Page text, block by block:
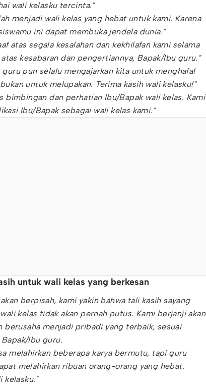
wali kelasku tercinta."
menjadi wali kelas yang hebat untuk kami. Karena
ini dapat membuka jendela dunia."
atas segala kesalahan dan kekhilafan kami selama
kesabaran dan pengertiannya, Bapak/Ibu guru."
guru pun selalu mengajarkan kita untuk menghafal
untuk melupakan. Terima kasih wali kelasku!"
bimbingan dan perhatian Ibu/Bapak wali kelas. Kami
Ibu/Bapak sebagai wali kelas kami."
untuk wali kelas yang berkesan
berpisah, kami yakin bahwa tali kasih sayang
kelas tidak akan pernah putus. Kami berjanji akan
berusaha menjadi pribadi yang terbaik, sesuai
Ibu guru.
melahirkan beberapa karya bermutu, tapi guru
melahirkan ribuan orang-orang yang hebat.
kelasku."